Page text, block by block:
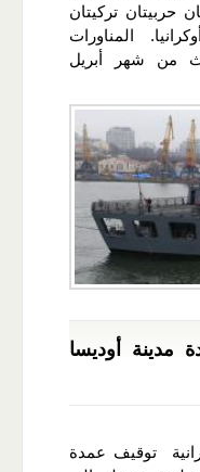
حربيتان تركيتان
المناورات
من شهر أبريل
مدينة أوديسا
توقيف عمدة